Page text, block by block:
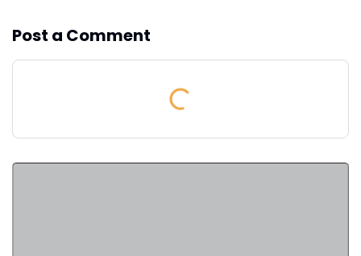
Post a Comment